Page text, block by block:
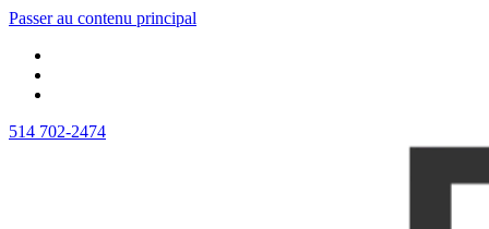
Passer au contenu principal
514 702-2474